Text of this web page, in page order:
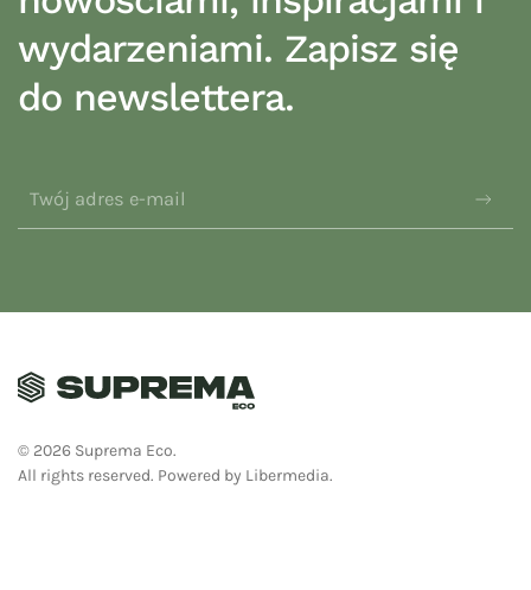
wydarzeniami. Zapisz się
do newslettera.
© 2026 Suprema Eco.
All rights reserved. Powered by Libermedia.